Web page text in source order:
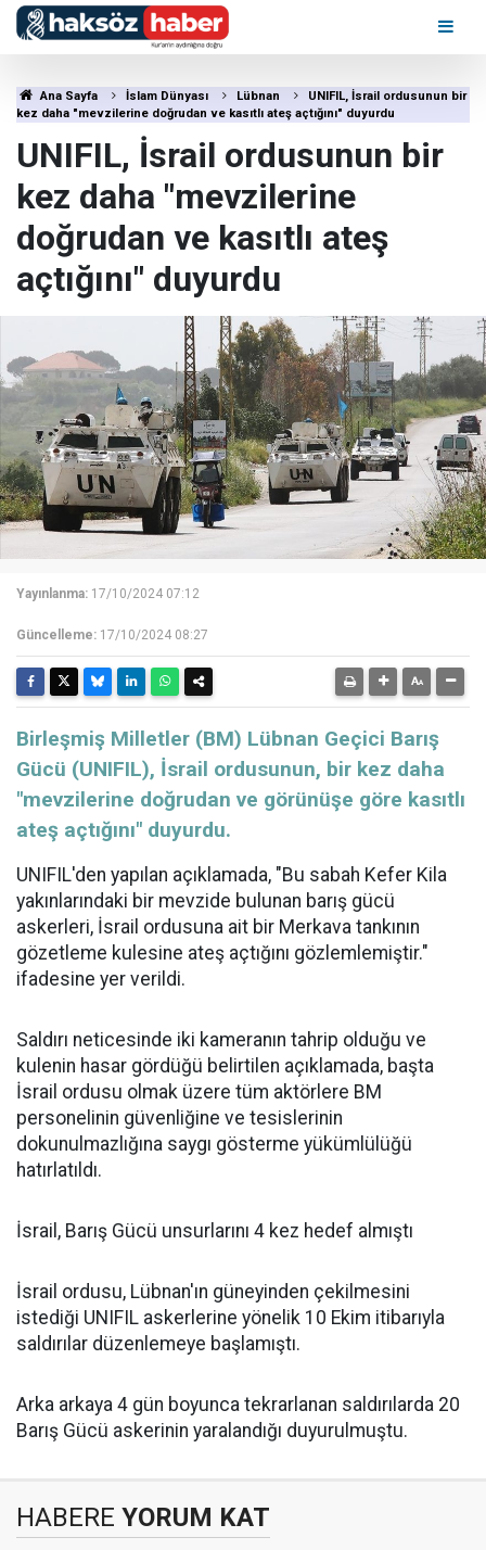
Ana Sayfa İslam Dünyası Lübnan
UNIFIL, İsrail ordusunun bir
kez daha "mevzilerine doğrudan ve kasıtlı ateş açtığını" duyurdu
UNIFIL, İsrail ordusunun bir
kez daha "mevzilerine
doğrudan ve kasıtlı ateş
açtığını" duyurdu
Yayınlanma: 17/10/2024 07:12
Güncelleme: 17/10/2024 08:27
Birleşmiş Milletler (BM) Lübnan Geçici Barış
Gücü (UNIFIL), İsrail ordusunun, bir kez daha
"mevzilerine doğrudan ve görünüşe göre kasıtlı
ateş açtığını" duyurdu.
UNIFIL'den yapılan açıklamada, "Bu sabah Kefer Kila
yakınlarındaki bir mevzide bulunan barış gücü
askerleri, İsrail ordusuna ait bir Merkava tankının
gözetleme kulesine ateş açtığını gözlemlemiştir."
ifadesine yer verildi.
Saldırı neticesinde iki kameranın tahrip olduğu ve
kulenin hasar gördüğü belirtilen açıklamada, başta
İsrail ordusu olmak üzere tüm aktörlere BM
personelinin güvenliğine ve tesislerinin
dokunulmazlığına saygı gösterme yükümlülüğü
hatırlatıldı.
İsrail, Barış Gücü unsurlarını 4 kez hedef almıştı
İsrail ordusu, Lübnan'ın güneyinden çekilmesini
istediği UNIFIL askerlerine yönelik 10 Ekim itibarıyla
saldırılar düzenlemeye başlamıştı.
Arka arkaya 4 gün boyunca tekrarlanan saldırılarda 20
Barış Gücü askerinin yaralandığı duyurulmuştu.
HABERE YORUM KAT